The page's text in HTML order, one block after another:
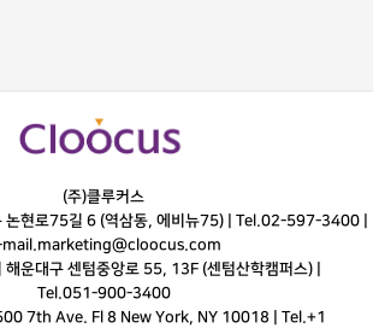
(주)클루커스
논현로75길 6 (역삼동, 에비뉴75) | Tel.02-597-3400
mail.marketing@cloocus.com
운대구 센텀중앙로 55, 13F (센텀산학캠퍼스) |
Tel.051-900-3400
7th Ave. Fl 8 New York, NY 10018 | Tel.+1